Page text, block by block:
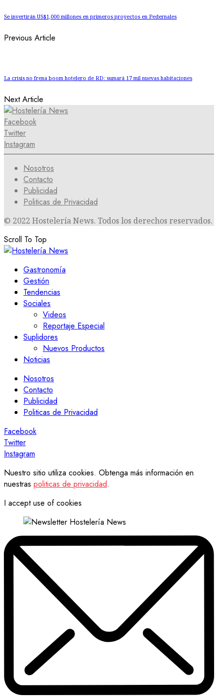
Se invertirán US$1,000 millones en primeros proyectos en Pedernales
Previous Article
La crisis no frena boom hotelero de RD: sumará 17 mil nuevas habitaciones
Next Article
Facebook
Twitter
Instagram
Nosotros
Contacto
Publicidad
Politicas de Privacidad
© 2022 Hostelería News. Todos los derechos reservados.
Scroll To Top
Gastronomía
Gestión
Tendencias
Sociales
Videos
Reportaje Especial
Suplidores
Nuevos Productos
Noticias
Nosotros
Contacto
Publicidad
Politicas de Privacidad
Facebook
Twitter
Instagram
Nuestro sitio utiliza cookies. Obtenga más información en
nuestras politicas de privacidad.
I accept use of cookies